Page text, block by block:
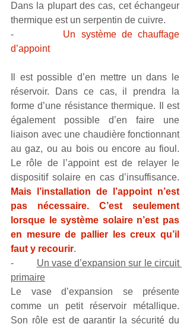
Dans la plupart des cas, cet échangeur
thermique est un serpentin de cuivre.
- Un système de chauffage
d’appoint
Il est possible d’en mettre un dans le
réservoir. Dans ce cas, il prendra la
forme d’une résistance thermique. Il est
également possible d’en faire une
liaison avec une chaudière fonctionnant
au gaz, ou au bois ou encore au fioul.
Le rôle de l’appoint est de relayer le
Mais l’installation de l’appoint n’est
pas nécessaire. C’est seulement
lorsque le système solaire n’est pas
en mesure de pallier les creux qu’il
faut y recourir.
- Un vase d’expansion sur le circuit
primaire
Le vase d’expansion se présente
comme un petit réservoir métallique.
Son rôle est de garantir la sécurité du